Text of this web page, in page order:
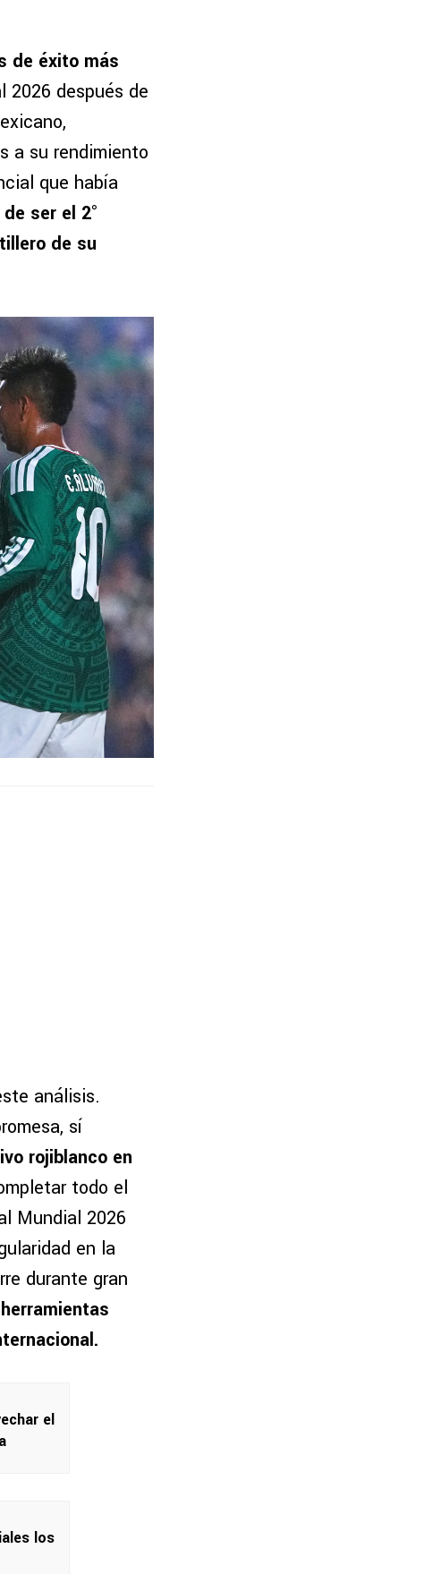
de éxito más
2026 después de
a su rendimiento
que había
ser el 2°
de su
análisis.
sí
rojiblanco en
todo el
Mundial 2026
en la
durante gran
el
los